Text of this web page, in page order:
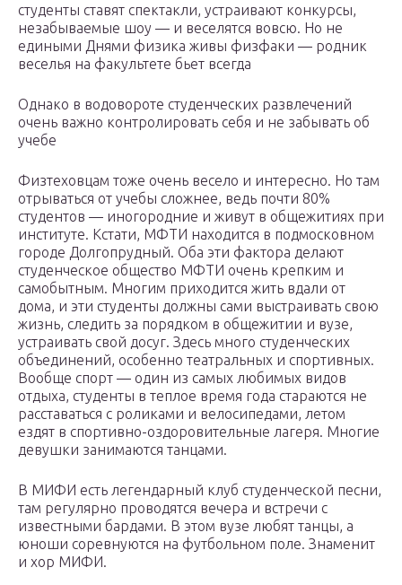
студенты ставят спектакли, устраивают конкурсы,
незабываемые шоу — и веселятся вовсю. Но не
едиными Днями физика живы физфаки — родник
веселья на факультете бьет всегда
Однако в водовороте студенческих развлечений
очень важно контролировать себя и не забывать об
учебе
Физтеховцам тоже очень весело и интересно. Но там
отрываться от учебы сложнее, ведь почти 80%
студентов — иногородние и живут в общежитиях при
институте. Кстати, МФТИ находится в подмосковном
городе Долгопрудный. Оба эти фактора делают
студенческое общество МФТИ очень крепким и
самобытным. Многим приходится жить вдали от
дома, и эти студенты должны сами выстраивать свою
жизнь, следить за порядком в общежитии и вузе,
устраивать свой досуг. Здесь много студенческих
объединений, особенно театральных и спортивных.
Вообще спорт — один из самых любимых видов
отдыха, студенты в теплое время года стараются не
расставаться с роликами и велосипедами, летом
ездят в спортивно-оздоровительные лагеря. Многие
девушки занимаются танцами.
В МИФИ есть легендарный клуб студенческой песни,
там регулярно проводятся вечера и встречи с
известными бардами. В этом вузе любят танцы, а
юноши соревнуются на футбольном поле. Знаменит
и хор МИФИ.